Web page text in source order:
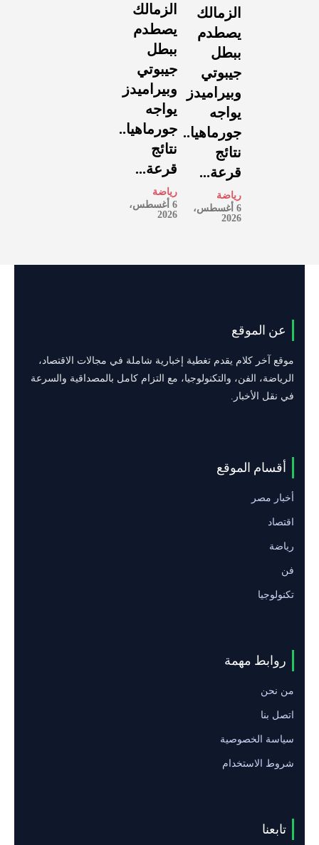
الزمالك
يصطدم
ببطل
جيبوتي
وبيراميدز
يواجه
جورماهيا..
نتائج
قرعة...
رياضة
6 أغسطس،
2026
الزمالك
يصطدم
ببطل
جيبوتي
وبيراميدز
يواجه
جورماهيا..
نتائج
قرعة...
رياضة
6 أغسطس،
2026
عن الموقع
موقع آخر كلام يقدم تغطية إخبارية شاملة في مجالات الاقتصاد،
الرياضة، الفن، والتكنولوجيا، مع التزام كامل بالمصداقية والسرعة
في نقل الأخبار.
أقسام الموقع
أخبار مصر
اقتصاد
رياضة
فن
تكنولوجيا
روابط مهمة
من نحن
اتصل بنا
سياسة الخصوصية
شروط الاستخدام
تابعنا